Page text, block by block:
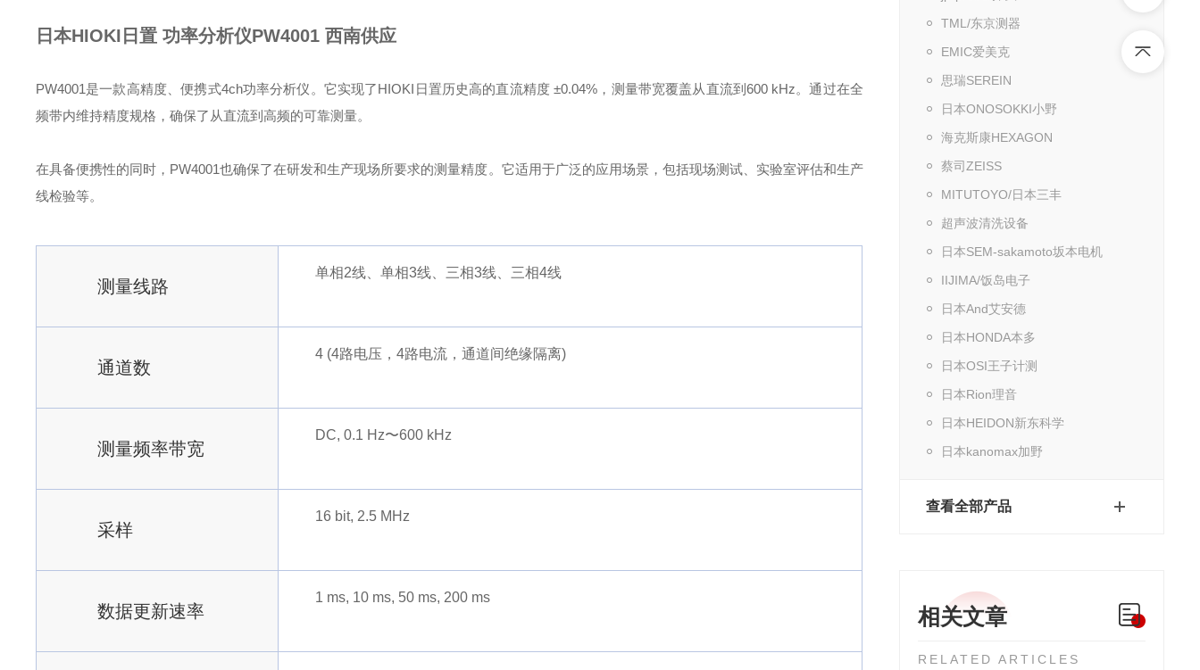
TML/东京测器
EMIC爱美克
思瑞SEREIN
日本ONOSOKKI小野
海克斯康HEXAGON
蔡司ZEISS
MITUTOYO/日本三丰
超声波清洗设备
日本SEM-sakamoto坂本电机
IIJIMA/饭岛电子
日本And艾安德
日本HONDA本多
日本OSI王子计测
日本Rion理音
日本HEIDON新东科学
日本kanomax加野
查看全部产品
相关文章
RELATED ARTICLES
日本HIOKI日置 功率分析仪PW4001 西南供应
PW4001是一款高精度、便携式4ch功率分析仪。它实现了HIOKI日置历史高的直流精度 ±0.04%，测量带宽覆盖从直流到600 kHz。通过在全
频带内维持精度规格，确保了从直流到高频的可靠测量。
在具备便携性的同时，PW4001也确保了在研发和生产现场所要求的测量精度。它适用于广泛的应用场景，包括现场测试、实验室评估和生产
线检验等。
测量线路
单相2线、单相3线、三相3线、三相4线
通道数
4 (4路电压，4路电流，通道间绝缘隔离)
测量频率带宽
DC, 0.1 Hz〜600 kHz
采样
16 bit, 2.5 MHz
数据更新速率
1 ms, 10 ms, 50 ms, 200 ms